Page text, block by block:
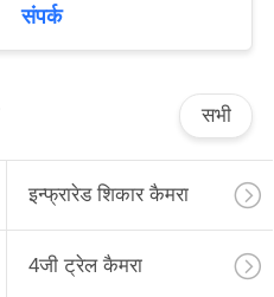
संपर्क
सभी
इन्फ्रारेड शिकार कैमरा
4जी ट्रेल कैमरा